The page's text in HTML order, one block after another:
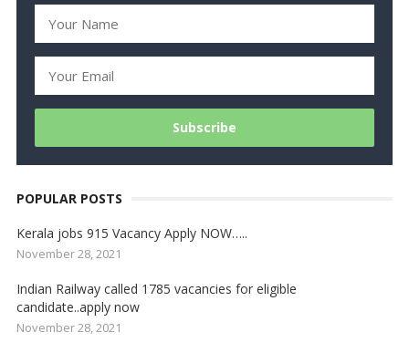
POPULAR POSTS
Kerala jobs 915 Vacancy Apply NOW…..
November 28, 2021
Indian Railway called 1785 vacancies for eligible
candidate..apply now
November 28, 2021